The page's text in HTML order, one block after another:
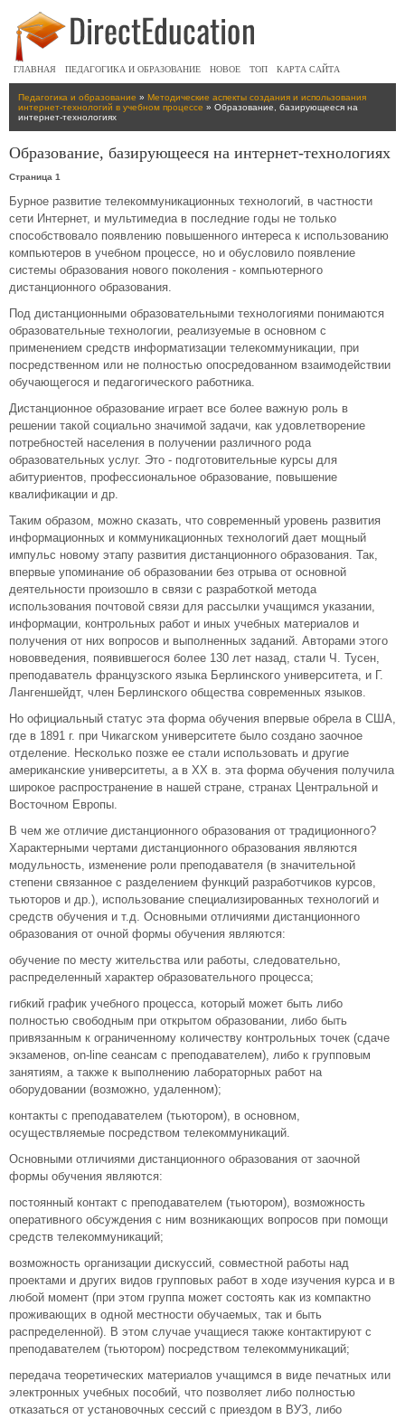
ГЛАВНАЯ ПЕДАГОГИКА И ОБРАЗОВАНИЕ НОВОЕ ТОП КАРТА САЙТА
Педагогика и образование » Методические аспекты создания и использования
интернет-технологий в учебном процессе » Образование, базирующееся на
интернет-технологиях
Образование, базирующееся на интернет-технологиях
Страница 1
Бурное развитие телекоммуникационных технологий, в частности
сети Интернет, и мультимедиа в последние годы не только
способствовало появлению повышенного интереса к использованию
компьютеров в учебном процессе, но и обусловило появление
системы образования нового поколения - компьютерного
дистанционного образования.
Под дистанционными образовательными технологиями понимаются
образовательные технологии, реализуемые в основном с
применением средств информатизации телекоммуникации, при
посредственном или не полностью опосредованном взаимодействии
обучающегося и педагогического работника.
Дистанционное образование играет все более важную роль в
решении такой социально значимой задачи, как удовлетворение
потребностей населения в получении различного рода
образовательных услуг. Это - подготовительные курсы для
абитуриентов, профессиональное образование, повышение
квалификации и др.
Таким образом, можно сказать, что современный уровень развития
информационных и коммуникационных технологий дает мощный
импульс новому этапу развития дистанционного образования. Так,
впервые упоминание об образовании без отрыва от основной
деятельности произошло в связи с разработкой метода
использования почтовой связи для рассылки учащимся указании,
информации, контрольных работ и иных учебных материалов и
получения от них вопросов и выполненных заданий. Авторами этого
нововведения, появившегося более 130 лет назад, стали Ч. Тусен,
преподаватель французского языка Берлинского университета, и Г.
Лангеншейдт, член Берлинского общества современных языков.
Но официальный статус эта форма обучения впервые обрела в США,
где в 1891 г. при Чикагском университете было создано заочное
отделение. Несколько позже ее стали использовать и другие
американские университеты, а в XX в. эта форма обучения получила
широкое распространение в нашей стране, странах Центральной и
Восточном Европы.
В чем же отличие дистанционного образования от традиционного?
Характерными чертами дистанционного образования являются
модульность, изменение роли преподавателя (в значительной
степени связанное с разделением функций разработчиков курсов,
тьюторов и др.), использование специализированных технологий и
средств обучения и т.д. Основными отличиями дистанционного
образования от очной формы обучения являются:
обучение по месту жительства или работы, следовательно,
распределенный характер образовательного процесса;
гибкий график учебного процесса, который может быть либо
полностью свободным при открытом образовании, либо быть
привязанным к ограниченному количеству контрольных точек (сдаче
экзаменов, on-line сеансам с преподавателем), либо к групповым
занятиям, а также к выполнению лабораторных работ на
оборудовании (возможно, удаленном);
контакты с преподавателем (тьютором), в основном,
осуществляемые посредством телекоммуникаций.
Основными отличиями дистанционного образования от заочной
формы обучения являются:
постоянный контакт с преподавателем (тьютором), возможность
оперативного обсуждения с ним возникающих вопросов при помощи
средств телекоммуникаций;
возможность организации дискуссий, совместной работы над
проектами и других видов групповых работ в ходе изучения курса и в
любой момент (при этом группа может состоять как из компактно
проживающих в одной местности обучаемых, так и быть
распределенной). В этом случае учащиеся также контактируют с
преподавателем (тьютором) посредством телекоммуникаций;
передача теоретических материалов учащимся в виде печатных или
электронных учебных пособий, что позволяет либо полностью
отказаться от установочных сессий с приездом в ВУЗ, либо